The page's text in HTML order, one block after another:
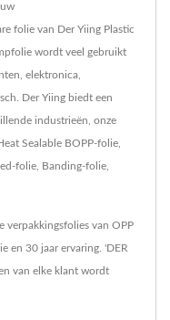
folie van Der Yiing Plastic
wordt veel gebruikt
elektronica,
Der Yiing biedt een
industrieën, onze
Sealable BOPP-folie,
folie, Banding-folie,
verpakkingsfolies van OPP
en 30 jaar ervaring. 'DER
van elke klant wordt